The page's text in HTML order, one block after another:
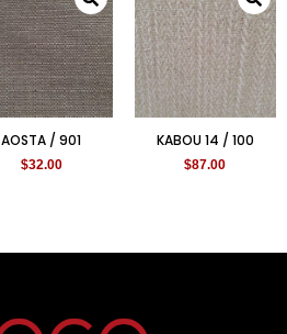
AOSTA / 901
$32.00
KABOU 14 / 100
$87.00